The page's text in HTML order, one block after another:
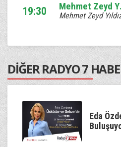
19:30 Mehmet Zeyd
DİĞER RADYO 7
Eda